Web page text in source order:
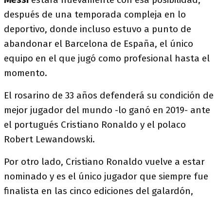
después de una temporada compleja en lo
deportivo, donde incluso estuvo a punto de
abandonar el Barcelona de España, el único
equipo en el que jugó como profesional hasta el
momento.
El rosarino de 33 años defenderá su condición de
mejor jugador del mundo -lo ganó en 2019- ante
el portugués Cristiano Ronaldo y el polaco
Robert Lewandowski.
Por otro lado, Cristiano Ronaldo vuelve a estar
nominado y es el único jugador que siempre fue
finalista en las cinco ediciones del galardón,